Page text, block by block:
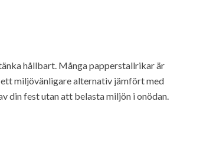
hållbart. Många papperstallrikar är
miljövänligare alternativ jämfört med
din fest utan att belasta miljön i onödan.